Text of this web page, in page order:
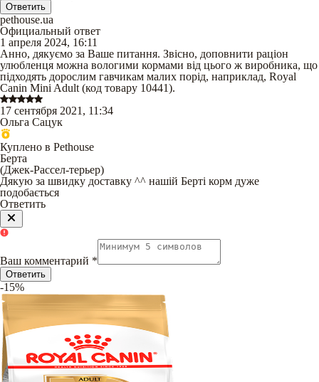
Ответить
pethouse.ua
Официальный ответ
1 апреля 2024, 16:11
Анно, дякуємо за Ваше питання. Звісно, доповнити раціон
улюбленця можна вологими кормами від цього ж виробника, що
підходять дорослим гавчикам малих порід, наприклад, Royal
Canin Mini Adult (код товару 10441).
17 сентября 2021, 11:34
Ольга Сацук
Куплено в Pethouse
Берта
(Джек-Рассел-терьер)
Дякую за швидку доставку ^^ нашій Берті корм дуже
подобається
Ответить
Ваш комментарий *
Ответить
-15%